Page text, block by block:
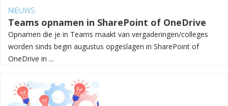
NIEUWS
Teams opnamen in SharePoint of OneDrive
Opnamen die je in Teams maakt van vergaderingen/colleges
worden sinds begin augustus opgeslagen in SharePoint of
OneDrive in ...